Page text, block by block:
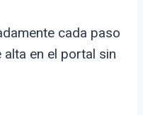
cada paso
en el portal sin